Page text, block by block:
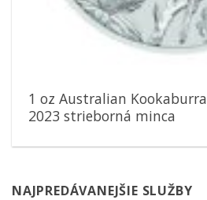
1 oz Australian Kookaburra
2023 strieborná minca
NAJPREDÁVANEJŠIE SLUŽBY